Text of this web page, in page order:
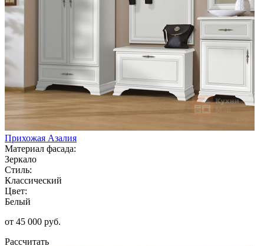
Прихожая Азалия
Материал фасада:
Зеркало
Стиль:
Классический
Цвет:
Белый
от 45 000 руб.
Рассчитать